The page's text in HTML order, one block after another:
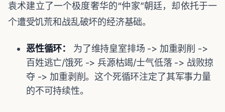
袁术建立了一个极度奢华的“仲家”朝廷，却依托于一
个遭受饥荒和战乱破坏的经济基础。
恶性循环：
为了维持皇室排场 -> 加重剥削 ->
百姓逃亡/饿死 -> 兵源枯竭/士气低落 -> 战败掠
夺 -> 加重剥削。这个死循环注定了其军事力量
的不可持续性。